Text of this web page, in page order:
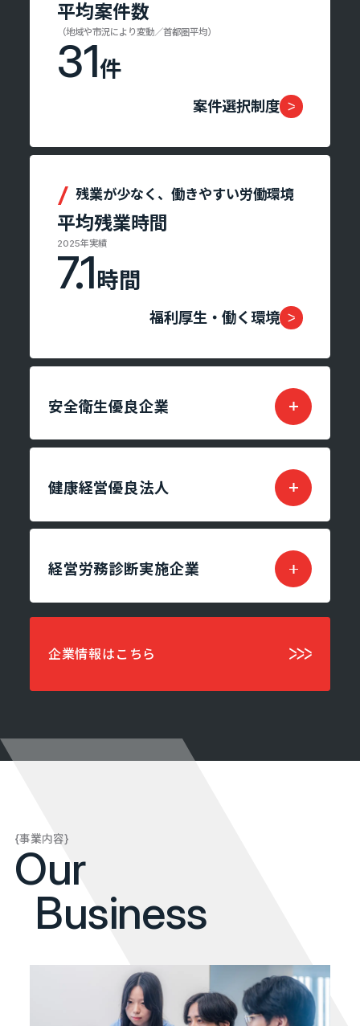
平均案件数
（地域や市況により変動／首都圏平均）
31件
案件選択制度
残業が少なく、働きやすい労働環境
平均残業時間
2025年実績
7.1時間
福利厚生・働く環境
安全衛生優良企業
健康経営優良法人
経営労務診断実施企業
企業情報はこちら
{事業内容}
Our
Business